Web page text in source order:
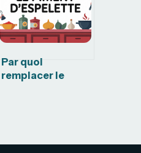
Par quoi
remplacer le